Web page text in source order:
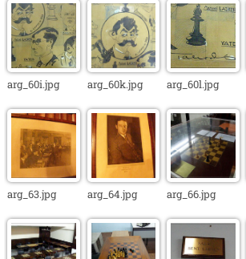
arg_60i.jpg arg_60k.jpg arg_60l.jpg
arg_63.jpg arg_64.jpg arg_66.jpg